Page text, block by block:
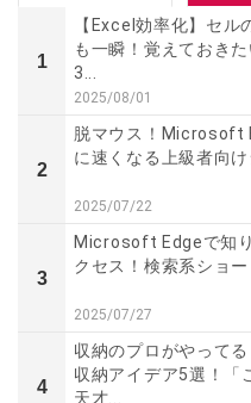
1
【Excel効率化】セル
も一瞬！覚えておき
3...
2025/08/01
2
脱マウス！Microsoft
に速くなる上級者向
2025/07/22
3
Microsoft Edgeで知
クセス！検索系ショ
2025/07/27
4
収納のプロがやって
収納アイデア5選！「
天才...